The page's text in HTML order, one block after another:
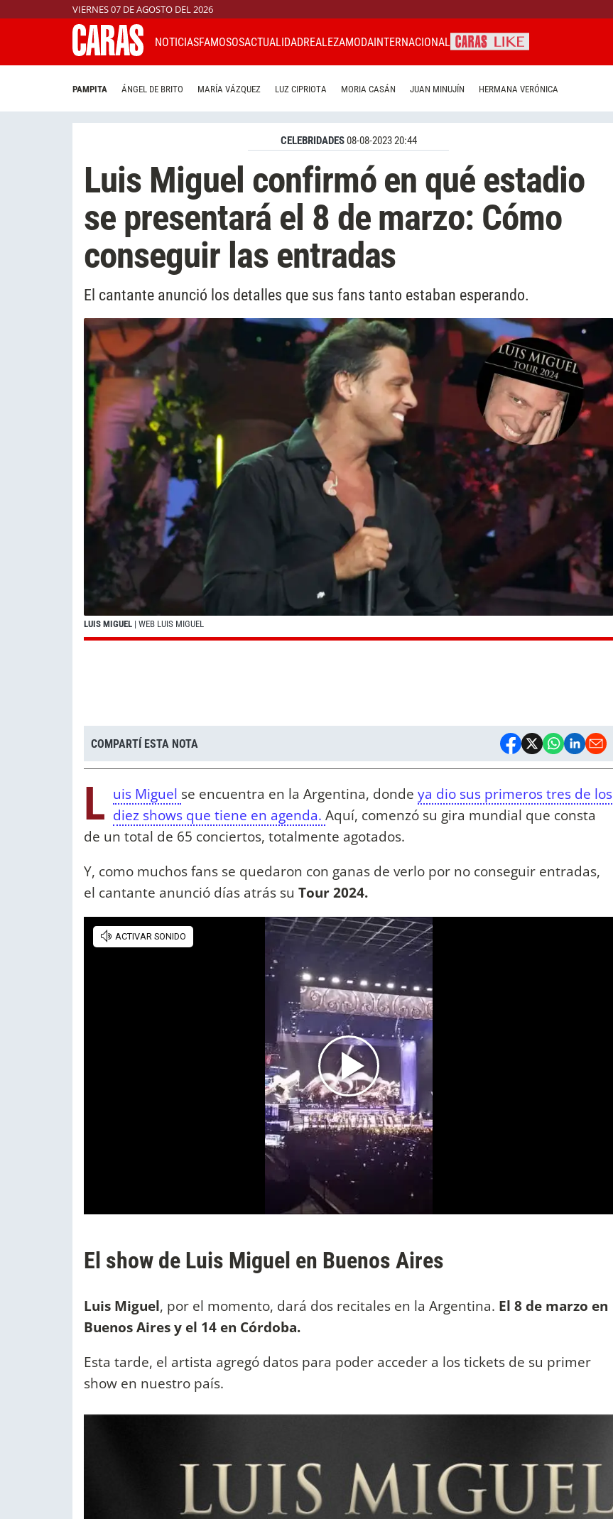
VIERNES 07 DE AGOSTO DEL 2026
NOTICIASFAMOSOSACTUALIDADREALEZAMODAINTERNACIONAL
PAMPITA ÁNGEL DE BRITO MARÍA VÁZQUEZ LUZ CIPRIOTA MORIA CASÁN JUAN MINUJÍN HERMANA VERÓNICA
CELEBRIDADES08-08-2023 20:44
Luis Miguel confirmó en qué estadio
se presentará el 8 de marzo: Cómo
conseguir las entradas
El cantante anunció los detalles que sus fans tanto estaban esperando.
LUIS MIGUEL | WEB LUIS MIGUEL
COMPARTÍ ESTA NOTA
L uis Miguel se encuentra en la Argentina, donde ya dio sus primeros tres de los
diez shows que tiene en agenda. Aquí, comenzó su gira mundial que consta
de un total de 65 conciertos, totalmente agotados.
Y, como muchos fans se quedaron con ganas de verlo por no conseguir entradas,
el cantante anunció días atrás su Tour 2024.
El show de Luis Miguel en Buenos Aires
Luis Miguel, por el momento, dará dos recitales en la Argentina. El 8 de marzo en
Buenos Aires y el 14 en Córdoba.
Esta tarde, el artista agregó datos para poder acceder a los tickets de su primer
show en nuestro país.